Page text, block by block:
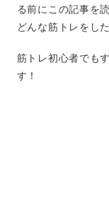
る前にこの記事を
どんな筋トレをし
筋トレ初心者でも
す！